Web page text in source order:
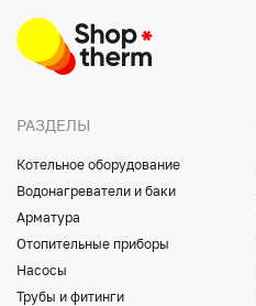
РАЗДЕЛЫ
Котельное оборудование
Водонагреватели и баки
Арматура
Отопительные приборы
Насосы
Трубы и фитинги